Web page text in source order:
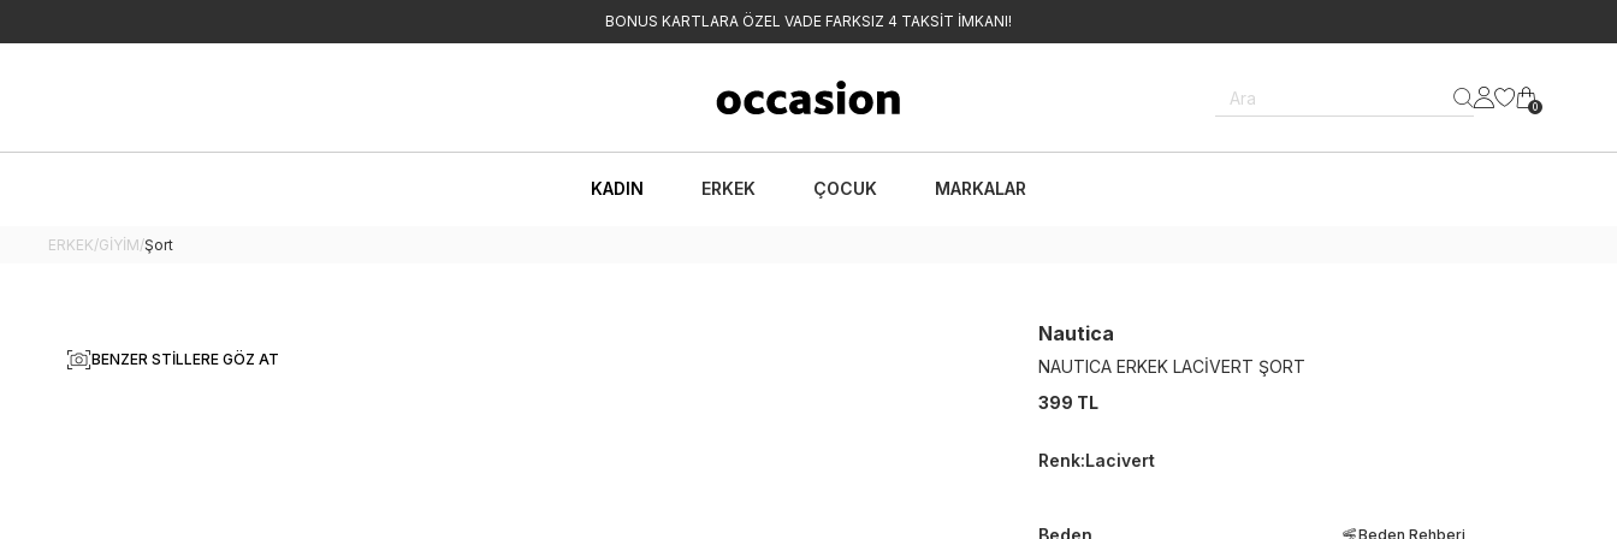
BONUS KARTLARA ÖZEL VADE FARKSIZ 4 TAKSİT İMKANI!
Ara 0
KADIN ERKEK ÇOCUK MARKALAR
ERKEK/GİYİM/Şort
BENZER STILLERE GÖZ AT
Nautica
NAUTICA ERKEK LACİVERT ŞORT
399 TL
Renk:Lacivert
Beden Beden Rehberi